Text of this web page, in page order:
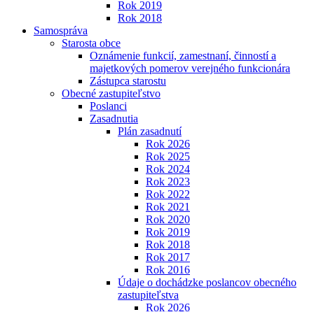
Rok 2019
Rok 2018
Samospráva
Starosta obce
Oznámenie funkcií, zamestnaní, činností a
majetkových pomerov verejného funkcionára
Zástupca starostu
Obecné zastupiteľstvo
Poslanci
Zasadnutia
Plán zasadnutí
Rok 2026
Rok 2025
Rok 2024
Rok 2023
Rok 2022
Rok 2021
Rok 2020
Rok 2019
Rok 2018
Rok 2017
Rok 2016
Údaje o dochádzke poslancov obecného
zastupiteľstva
Rok 2026